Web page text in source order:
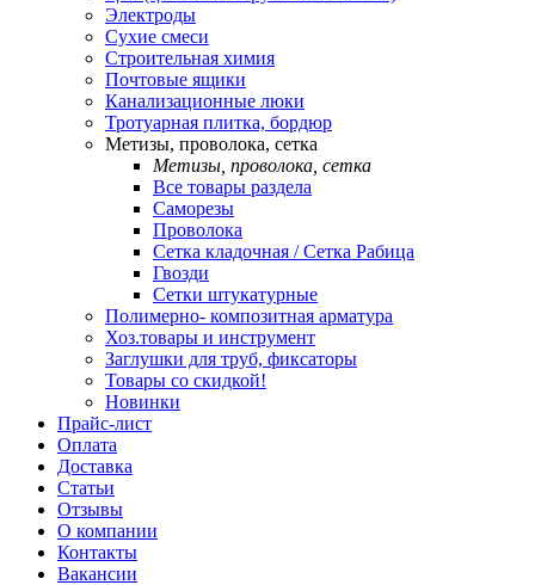
Электроды
Сухие смеси
Строительная химия
Почтовые ящики
Канализационные люки
Тротуарная плитка, бордюр
Метизы, проволока, сетка
Метизы, проволока, сетка
Все товары раздела
Саморезы
Проволока
Сетка кладочная / Сетка Рабица
Гвозди
Сетки штукатурные
Полимерно- композитная арматура
Хоз.товары и инструмент
Заглушки для труб, фиксаторы
Товары со скидкой!
Новинки
Прайс-лист
Оплата
Доставка
Статьи
Отзывы
О компании
Контакты
Вакансии